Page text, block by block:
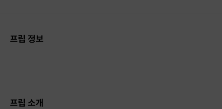
프립 정보
프립 소개